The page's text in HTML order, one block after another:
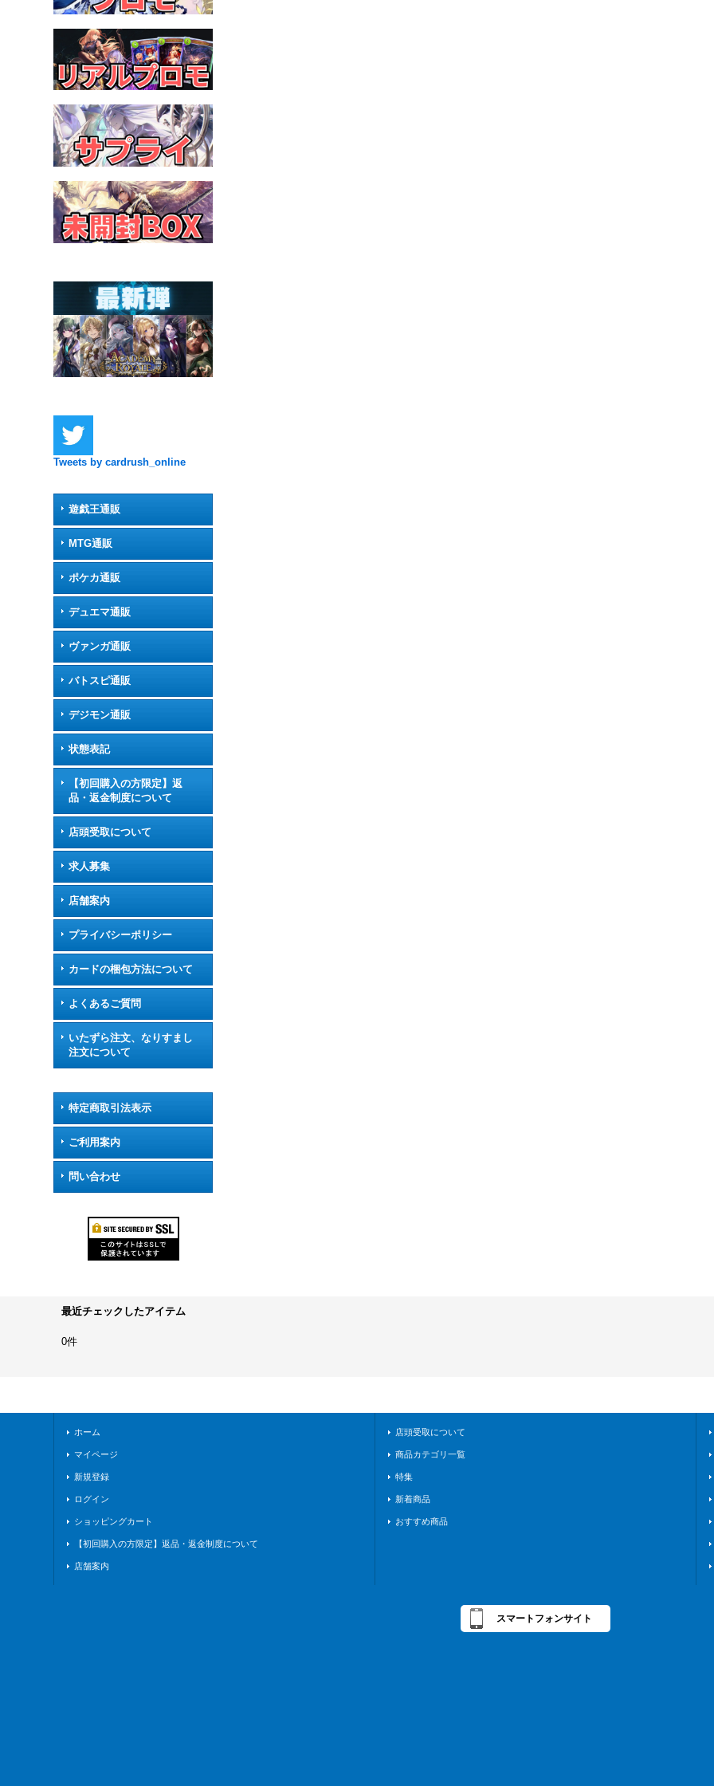
Tweets by cardrush_online
遊戯王通販
MTG通販
ポケカ通販
デュエマ通販
ヴァンガ通販
バトスピ通販
デジモン通販
状態表記
【初回購入の方限定】返
品・返金制度について
店頭受取について
求人募集
店舗案内
プライバシーポリシー
カードの梱包方法について
よくあるご質問
いたずら注文、なりすまし
注文について
特定商取引法表示
ご利用案内
問い合わせ
最近チェックしたアイテム
0件
ホーム
マイページ
新規登録
ログイン
ショッピングカート
【初回購入の方限定】返品・返金制度について
店舗案内
店頭受取について
商品カテゴリ一覧
特集
新着商品
おすすめ商品
スマートフォンサイト